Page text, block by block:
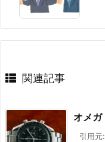
関連記事
オメ
引用